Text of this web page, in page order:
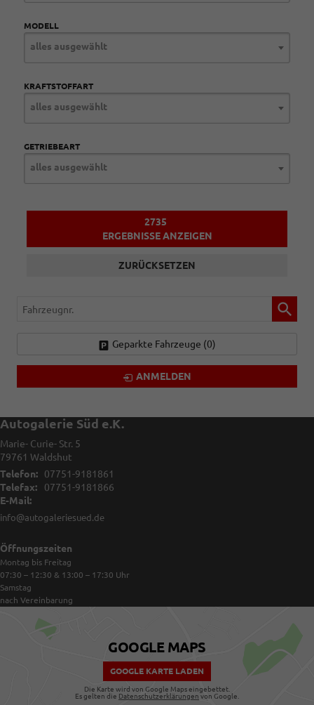
MODELL
alles ausgewählt
KRAFTSTOFFART
alles ausgewählt
GETRIEBEART
alles ausgewählt
2735
ERGEBNISSE ANZEIGEN
ZURÜCKSETZEN
Fahrzeugnr.
Geparkte Fahrzeuge (0)
ANMELDEN
Autogalerie Süd e.K.
Marie- Curie- Str. 5
79761 Waldshut
Telefon:
07751-9181861
Telefax:
07751-9181866
E-Mail:
info@autogaleriesued.de
Öffnungszeiten
Montag bis Freitag
07:30 – 12:30 & 13:00 – 17:30 Uhr
Samstag
nach Vereinbarung
GOOGLE MAPS
GOOGLE KARTE LADEN
Die Karte wird von Google Maps eingebettet.
Es gelten die Datenschutzerklärungen von Google.